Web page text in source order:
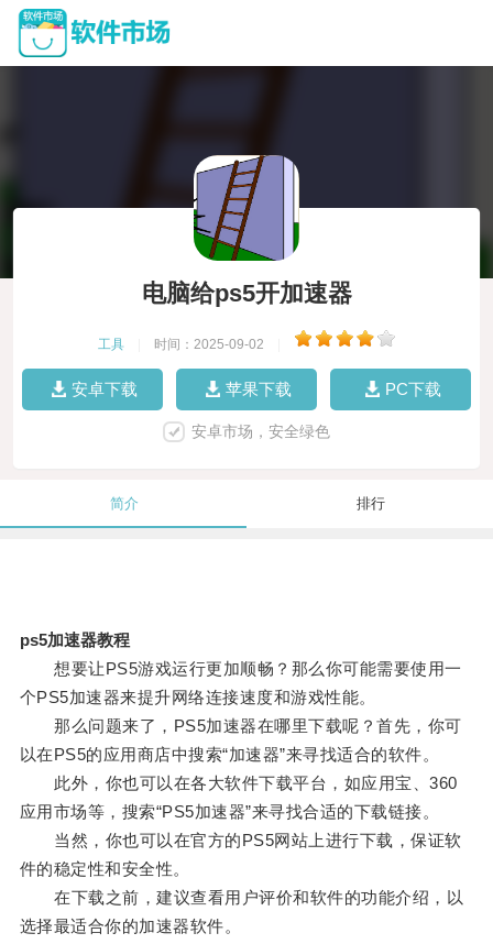
电脑给ps5开加速器
工具 时间：2025-09-02
安卓下载 苹果下载 PC下载
安卓市场，安全绿色
简介 排行
ps5加速器教程
想要让PS5游戏运行更加顺畅？那么你可能需要使用一
个PS5加速器来提升网络连接速度和游戏性能。
那么问题来了，PS5加速器在哪里下载呢？首先，你可
以在PS5的应用商店中搜索“加速器”来寻找适合的软件。
此外，你也可以在各大软件下载平台，如应用宝、360
应用市场等，搜索“PS5加速器”来寻找合适的下载链接。
当然，你也可以在官方的PS5网站上进行下载，保证软
件的稳定性和安全性。
在下载之前，建议查看用户评价和软件的功能介绍，以
选择最适合你的加速器软件。